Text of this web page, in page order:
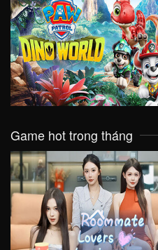
VIEW
Game hot trong tháng
VIEW